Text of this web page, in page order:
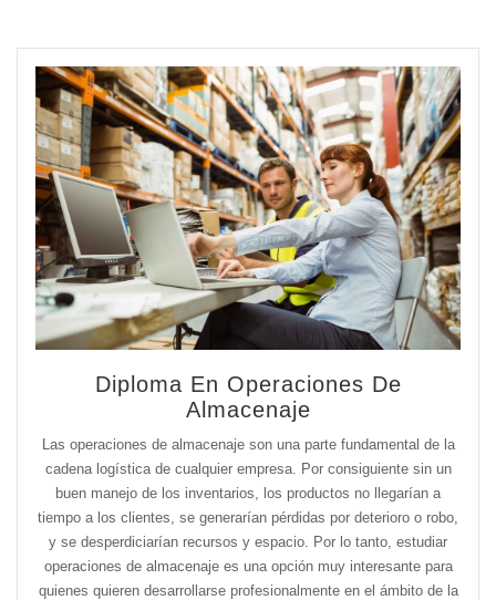
Diploma En Operaciones De
Almacenaje
Las operaciones de almacenaje son una parte fundamental de la
cadena logística de cualquier empresa. Por consiguiente sin un
buen manejo de los inventarios, los productos no llegarían a
tiempo a los clientes, se generarían pérdidas por deterioro o robo,
y se desperdiciarían recursos y espacio. Por lo tanto, estudiar
operaciones de almacenaje es una opción muy interesante para
quienes quieren desarrollarse profesionalmente en el ámbito de la